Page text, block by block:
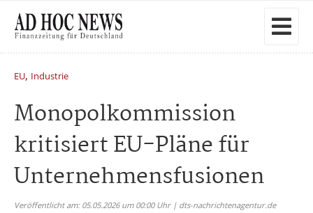
EU, Industrie
Monopolkommission
kritisiert EU-Pläne für
Unternehmensfusionen
Veröffentlicht am: 05.05.2026 um 00:00 Uhr | dts-nachrichtenagentur.de